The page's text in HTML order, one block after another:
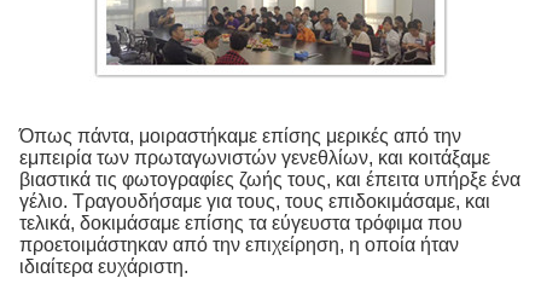
Όπως πάντα, μοιραστήκαμε επίσης μερικές από την
εμπειρία των πρωταγωνιστών γενεθλίων, και κοιτάξαμε
βιαστικά τις φωτογραφίες ζωής τους, και έπειτα υπήρξε ένα
γέλιο. Τραγουδήσαμε για τους, τους επιδοκιμάσαμε, και
τελικά, δοκιμάσαμε επίσης τα εύγευστα τρόφιμα που
προετοιμάστηκαν από την επιχείρηση, η οποία ήταν
ιδιαίτερα ευχάριστη.